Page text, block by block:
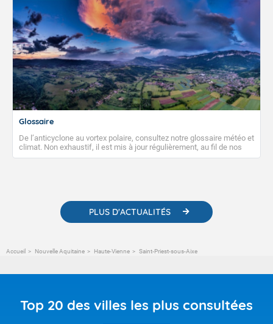
Glossaire
De l’anticyclone au vortex polaire, consultez notre glossaire météo et
climat. Non exhaustif, il est mis à jour régulièrement, au fil de nos
publications. Vous y trouverez également des liens utiles vers nos
PLUS D'ACTUALITÉS
Accueil Nouvelle Aquitaine Haute-Vienne Saint-Priest-sous-Aixe
Top 20 des villes les plus consultées